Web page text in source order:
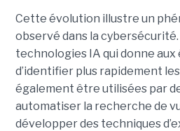
Cette évolution illustre un
observé dans la
technologies IA qui donne
d’identifier plus rapidement
également être utilisées par
automatiser la recherche de
développer des techniques